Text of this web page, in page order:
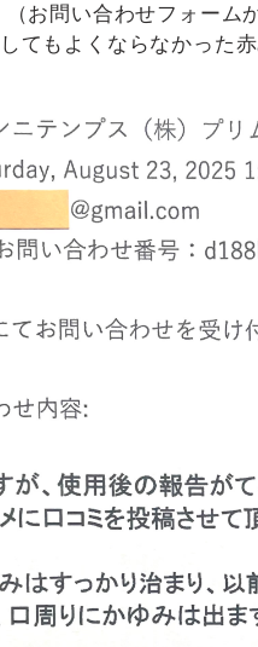
お問い合わせフォーム
てもよくならなかった